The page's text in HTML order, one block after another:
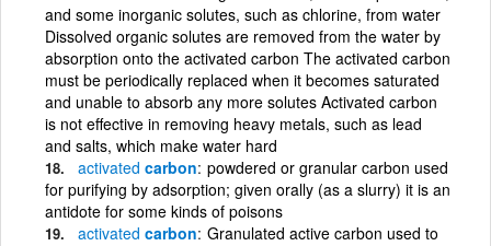
and some inorganic solutes, such as chlorine, from water
Dissolved organic solutes are removed from the water by
absorption onto the activated carbon The activated carbon
must be periodically replaced when it becomes saturated
and unable to absorb any more solutes Activated carbon
is not effective in removing heavy metals, such as lead
and salts, which make water hard
activated carbon powdered or granular carbon used
for purifying by adsorption; given orally (as a slurry) it is an
antidote for some kinds of poisons
activated carbon Granulated active carbon used to